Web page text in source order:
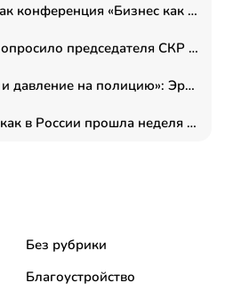
Переговоры в рамке: как конференция «Бизнес как искусство» переформатирует деловой этикет в стенах ТПП РФ
Руководство «СВОИ» попросило председателя СКР дать правовую оценку обысков в тыловом штабе
«Незаконные приказы и давление на полицию»: Эрнеста Султанова задержали у посольства Израиля во время одиночного пикета
Тихая война за семью: как в России прошла неделя правовой помощи
Без рубрики
Благоустройство